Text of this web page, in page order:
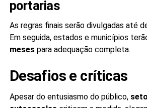
portarias
As regras finais serão divulgadas até
Em seguida, estados e municípios
mesespara adequação completa.
Desafios e críticas
Apesar do entusiasmo do público,